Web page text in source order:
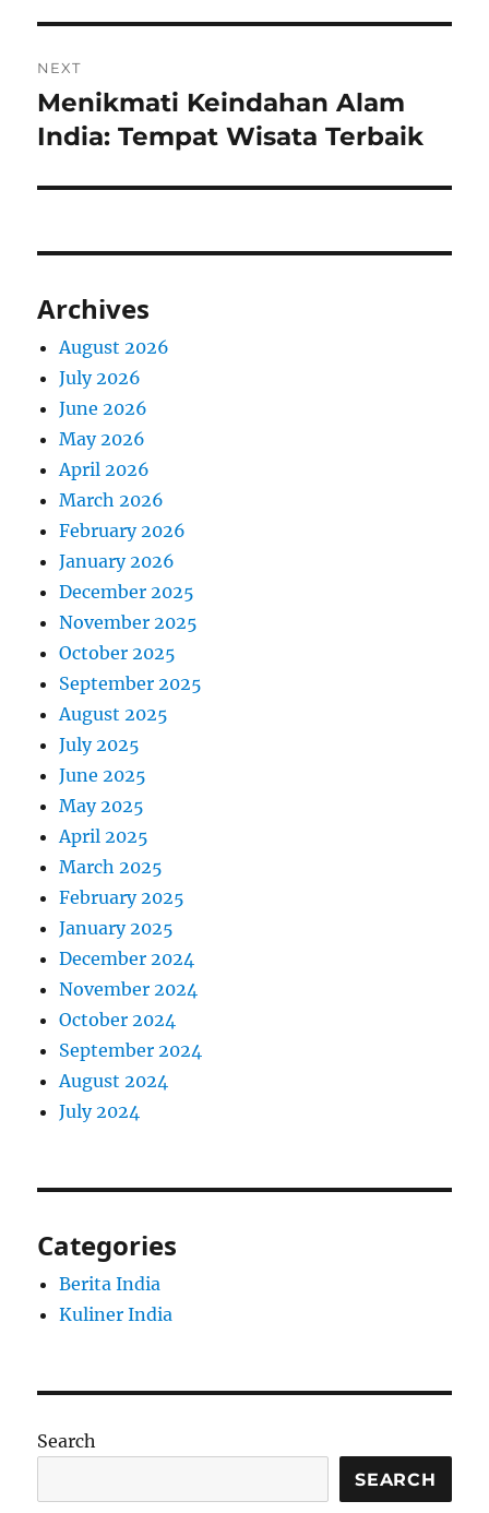
NEXT
Next
post:
Menikmati Keindahan Alam
India: Tempat Wisata Terbaik
Archives
August 2026
July 2026
June 2026
May 2026
April 2026
March 2026
February 2026
January 2026
December 2025
November 2025
October 2025
September 2025
August 2025
July 2025
June 2025
May 2025
April 2025
March 2025
February 2025
January 2025
December 2024
November 2024
October 2024
September 2024
August 2024
July 2024
Categories
Berita India
Kuliner India
Search
SEARCH